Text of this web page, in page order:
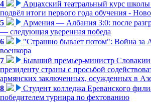
4
Арцахский театральный курс
подвёл итоги первого года обучения -
5
Армения — Албания 3:0: после
— следующая уверенная победа
6
"Страшно бывает потом": Война за
военкора
7
Бывший премьер-министр Словакии
президенту страны с просьбой
армянских заключенных, осужденных в
8
Студент колледжа Ереванского
победителем турнира по фехтованию